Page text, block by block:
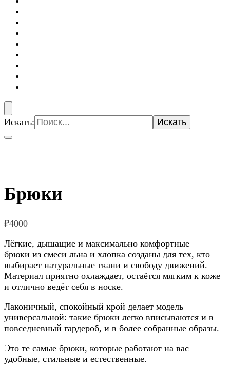
Искать:
Брюки
₽4000
Лёгкие, дышащие и максимально комфортные —
брюки из смеси льна и хлопка созданы для тех, кто
выбирает натуральные ткани и свободу движений.
Материал приятно охлаждает, остаётся мягким к коже
и отлично ведёт себя в носке.
Лаконичный, спокойный крой делает модель
универсальной: такие брюки легко вписываются и в
повседневный гардероб, и в более собранные образы.
Это те самые брюки, которые работают на вас —
удобные, стильные и естественные.